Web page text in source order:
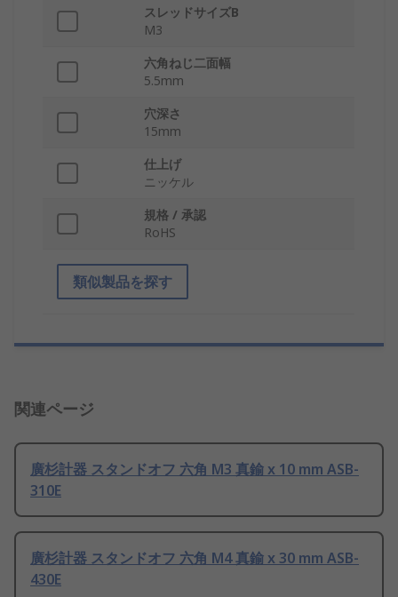
スレッドサイズB
M3
六角ねじ二面幅
5.5mm
穴深さ
15mm
仕上げ
ニッケル
規格 / 承認
RoHS
類似製品を探す
関連ページ
廣杉計器 スタンドオフ 六角 M3 真鍮 x 10 mm ASB-
310E
廣杉計器 スタンドオフ 六角 M4 真鍮 x 30 mm ASB-
430E